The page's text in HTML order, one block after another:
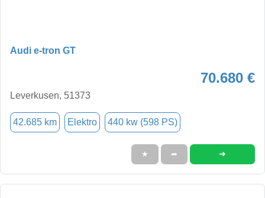
Audi e-tron GT
70.680 €
Leverkusen, 51373
42.685 km Elektro 440 kw (598 PS)
★ ➦ ➜